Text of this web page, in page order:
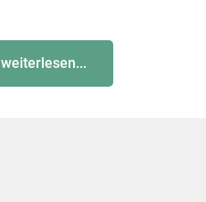
weiterlesen...